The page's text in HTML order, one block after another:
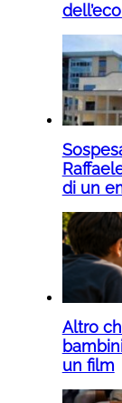
di un
Altro
un film